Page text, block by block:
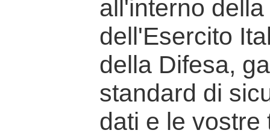
all'interno
dell'Esercito
della Difesa,
standard di
dati e le vostre